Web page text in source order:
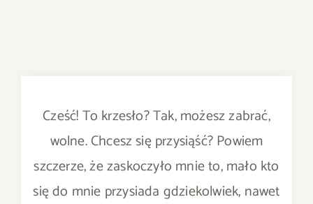
Cześć! To krzesło? Tak, możesz zabrać,
wolne. Chcesz się przysiąść? Powiem
szczerze, że zaskoczyło mnie to, mało kto
się do mnie przysiada gdziekolwiek, nawet